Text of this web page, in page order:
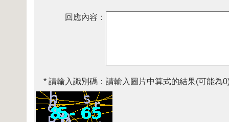
回應內容：
* 請輸入識別碼： 請輸入圖片中算式的結果(可能為